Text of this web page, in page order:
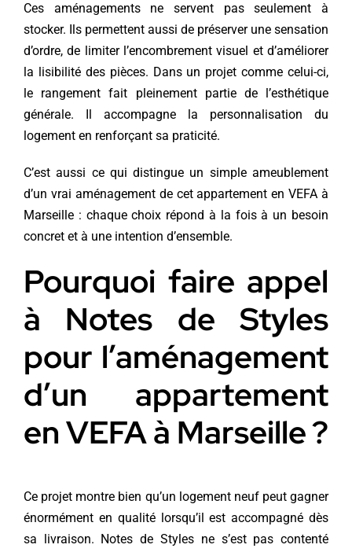
Ces aménagements ne servent pas seulement à
stocker. Ils permettent aussi de préserver une sensation
d’ordre, de limiter l’encombrement visuel et d’améliorer
la lisibilité des pièces. Dans un projet comme celui-ci,
le rangement fait pleinement partie de l’esthétique
générale. Il accompagne la personnalisation du
logement en renforçant sa praticité.
C’est aussi ce qui distingue un simple ameublement
d’un vrai aménagement de cet appartement en VEFA à
Marseille : chaque choix répond à la fois à un besoin
concret et à une intention d’ensemble.
Pourquoi faire appel
à Notes de Styles
pour l’aménagement
d’un appartement
en VEFA à Marseille ?
Ce projet montre bien qu’un logement neuf peut gagner
énormément en qualité lorsqu’il est accompagné dès
sa livraison. Notes de Styles ne s’est pas contenté